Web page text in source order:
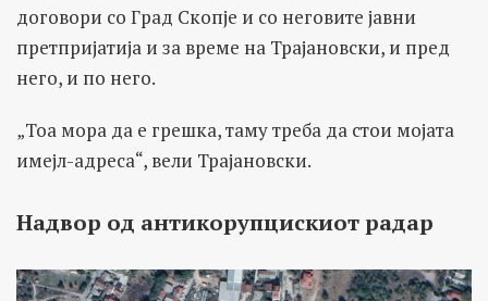
договори со Град Скопје и со неговите јавни
претпријатија и за време на Трајановски, и пред
него, и по него.
„Тоа мора да е грешка, таму треба да стои мојата
имејл-адреса“, вели Трајановски.
Надвор од антикорупцискиот радар